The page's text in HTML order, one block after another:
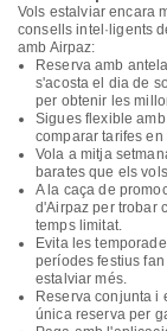
Vols estalviar encara
consells intel·ligents
amb Airpaz:
Reserva amb
s'acosta el dia de
per obtenir les
Sigues flexible
comparar tarifes
Vola a mitja
barates que els
A la caça de
d'Airpaz per trobar
temps limitat.
Evita les
períodes festius
estalviar més.
Reserva conjunta i
única reserva per